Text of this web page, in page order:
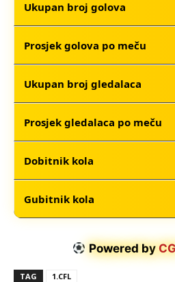
Ukupan broj golova
Prosjek golova po meču
Ukupan broj gledalaca
Prosjek gledalaca po meču
Dobitnik kola
Gubitnik kola
Powered by
TAG 1.CFL